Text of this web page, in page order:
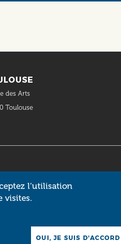
des Arts
Toulouse
l’utilisation
visites.
OUI, JE SUIS D'ACCORD